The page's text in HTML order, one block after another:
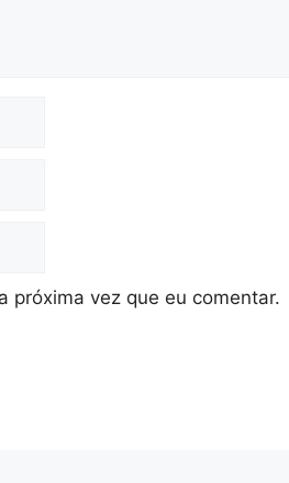
próxima vez que eu comentar.